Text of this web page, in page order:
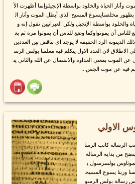
وأنار الحياة والخلود بواسطة الإنجيلوإنما أظهرت الآ
مخلصنايسوع المسيح الذي أبطل الموت وأنار ال
والخلود بواسطة الإنجيل ولكن العبرانيين تقول إنه و
للناس أن يموتواوكما وضع للناس أن يموتوا مرة ثم بع
الدينونة الرد الحقيقة لا يوجد اي تناقض بين العددين
الاطلاق لان العدد الاول يتكلم فيه معلمنا بولس الرس
عن الموت بمعني العداوة والانفصال عن الله والثاني يت
فيه عن موت الجس...
الاولي
الرسالة كاتب الرسا
من بداية الرسالة
بولسرسول ي
وربنا يسوع المسيح
رسالة بولس الرسو